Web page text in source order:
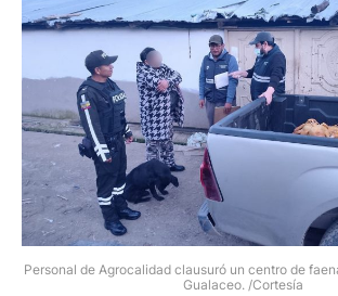
Personal de Agrocalidad clausuró un centro de
Gualaceo. /Cortesía